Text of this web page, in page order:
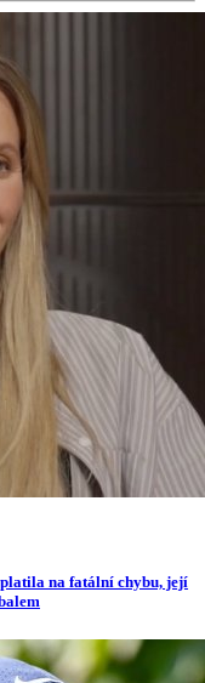
na fatální chybu, její